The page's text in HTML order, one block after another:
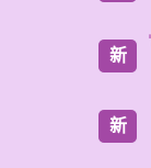
新
新